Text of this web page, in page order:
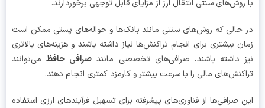
سنتی انتقال ارز از مزایای قابل توجهی برخوردارند.
حالی که روش‌های سنتی مانند بانک‌ها و حواله‌های پستی ممکن است
بیشتری برای انجام تراکنش‌ها نیاز داشته باشند و هزینه‌های بالاتری
داشته باشند، صرافی‌های تخصصی مانندصرافی حافظ می‌توانند
مالی را با سرعت بیشتر و کارمزد کمتری انجام دهند.
صرافی‌ها از فناوری‌های پیشرفته برای تسهیل فرآیندهای ارزی استفاده